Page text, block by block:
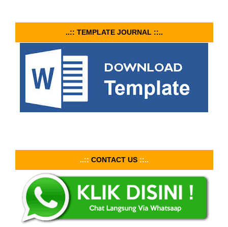
..:: TEMPLATE JOURNAL ::..
..:: CONTACT US ::..